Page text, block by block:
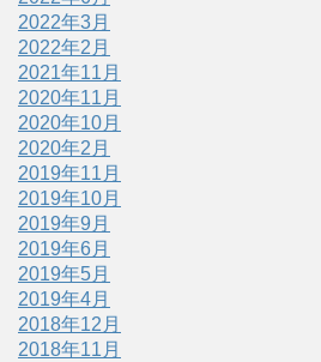
2022年3月
2022年2月
2021年11月
2020年11月
2020年10月
2020年2月
2019年11月
2019年10月
2019年9月
2019年6月
2019年5月
2019年4月
2018年12月
2018年11月